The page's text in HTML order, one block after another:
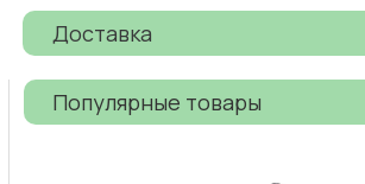
Доставка
Популярные товары